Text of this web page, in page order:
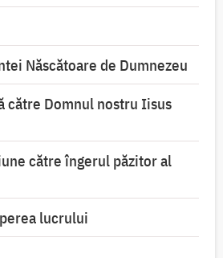
Născătoare de Dumnezeu
către Domnul nostru Iisus
către îngerul păzitor al
lucrului